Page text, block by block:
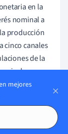
en la
nominal a
producción
cinco canales
de la
incluyen
de interés
del mercado
sensibles
duraderos,
mejores